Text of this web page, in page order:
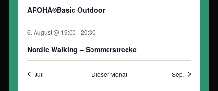
AROHA®Basic Outdoor
6. August @ 19:00 -20:30
Nordic Walking – Sommerstrecke
Juli Dieser Monat Sep.